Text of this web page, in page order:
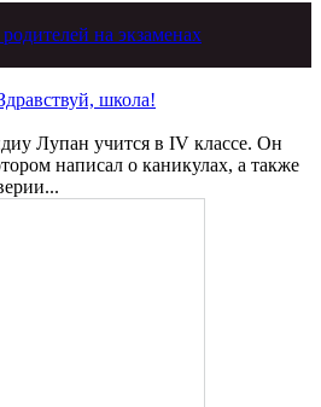
на экзаменах
школа!
Лупан учится в IV классе. Он
написал о ка­никулах, а также